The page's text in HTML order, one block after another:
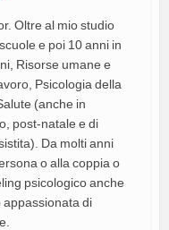
Oltre al mio studio
e poi 10 anni in
Risorse umane e
Psicologia della
(anche in
post-natale e di
Da molti anni
o alla coppia o
psicologico anche
appassionata di